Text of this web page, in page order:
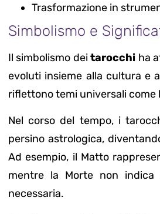
Trasformazione in
Simbolismo e
Il simbolismo deitarocchi ha
evoluti insieme alla cultura e
riflettono temi universali come
Nel corso del tempo, i
persino astrologica,
Ad esempio, il Matto
mentre la Morte non indica
necessaria.